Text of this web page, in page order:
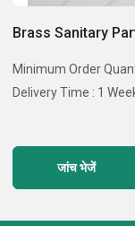
Brass Sanitary
Minimum Order
Delivery Time : 1
जांच भेजें